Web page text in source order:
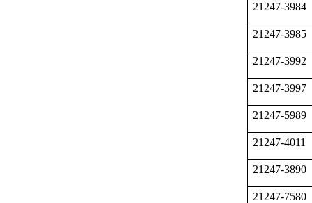
21247-3984
21247-3985
21247-3992
21247-3997
21247-5989
21247-4011
21247-3890
21247-7580